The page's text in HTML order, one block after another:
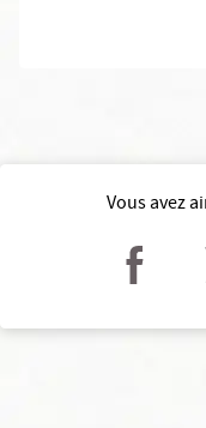
Vous avez